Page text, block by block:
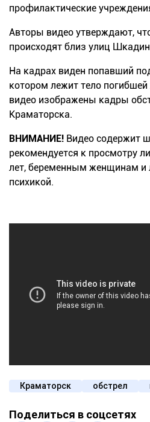
профилактические
Авторы видео утверждают,
происходят близ улиц
На кадрах виден попавший
котором лежит тело
видео изображены кадры
Краматорска.
ВНИМАНИЕ! Видео содержит
рекомендуется к просмотру
лет, беременным женщинам и
психикой.
Краматорск обстрел
Поделиться в соцсетях